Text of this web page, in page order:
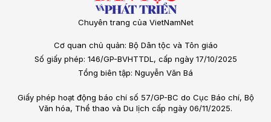
Chuyên trang của VietNamNet
Cơ quan chủ quản: Bộ Dân tộc và Tôn giáo
Số giấy phép: 146/GP-BVHTTDL, cấp ngày 17/10/2025
Tổng biên tập: Nguyễn Văn Bá
Giấy phép hoạt động báo chí số 57/GP-BC do Cục Báo chí, Bộ
Văn hóa, Thể thao và Du lịch cấp ngày 06/11/2025.